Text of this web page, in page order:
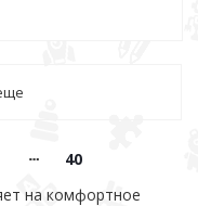
40
на комфортное